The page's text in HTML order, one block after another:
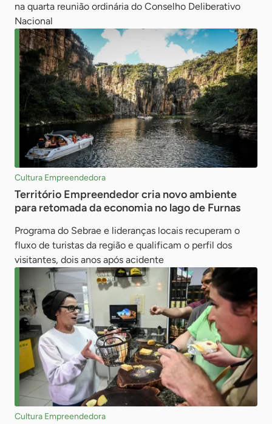
na quarta reunião ordinária do Conselho Deliberativo
Nacional
Cultura Empreendedora
Território Empreendedor cria novo ambiente
para retomada da economia no lago de Furnas
Programa do Sebrae e lideranças locais recuperam o
fluxo de turistas da região e qualificam o perfil dos
visitantes, dois anos após acidente
Cultura Empreendedora